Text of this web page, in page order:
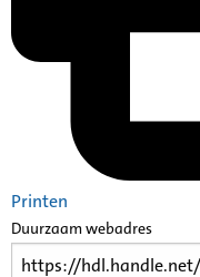
Printen
Duurzaam webadres